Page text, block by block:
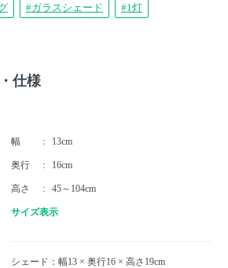
#ガラスシェード #1灯
仕様
幅
13cm
奥行 16cm
高さ 45～104cm
サイズ表示
シェード：幅13 × 奥行16 × 高さ19cm